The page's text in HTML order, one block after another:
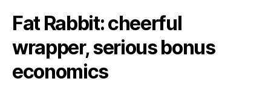
Fat Rabbit: cheerful
wrapper, serious bonus
economics